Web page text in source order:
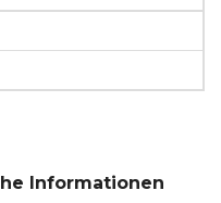
Informationen